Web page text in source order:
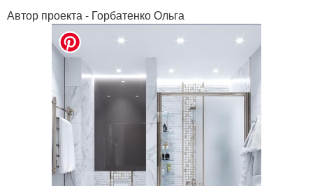
Автор проекта - Горбатенко Ольга